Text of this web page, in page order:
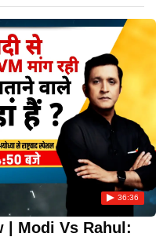
36:36
| Modi Vs Rahul: